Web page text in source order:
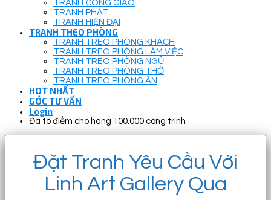
TRANH CÔNG GIÁO
TRANH PHẬT
TRANH HIỆN ĐẠI
TRANH THEO PHÒNG
TRANH TREO PHÒNG KHÁCH
TRANH TREO PHÒNG LÀM VIỆC
TRANH TREO PHÒNG NGỦ
TRANH TREO PHÒNG THỜ
TRANH TREO PHÒNG ĂN
HOT NHẤT
GÓC TƯ VẤN
Login
Đã tô điểm cho hàng 100.000 công trình
Đặt Tranh Yêu Cầu Với
Linh Art Gallery Qua